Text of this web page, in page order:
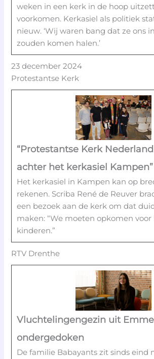
weken in een kerk in de hoop
voorkomen. Kerkasiel als politiek
nieuw. ‘Wij waren bang dat ze ons
zouden komen halen.’
23 december 2024
Protestantse Kerk
“Protestantse Kerk
achter het kerkasiel Kampen”
Het kerkasiel in Kampen kan op
rekenen. Scriba René de Reuver
een bezoek aan de kerk om dat
maken: “We moeten opkomen
kinderen.”
RTV Drenthe
Vluchtelingengezin uit
ondergedoken
De familie Babayants zit sinds eind